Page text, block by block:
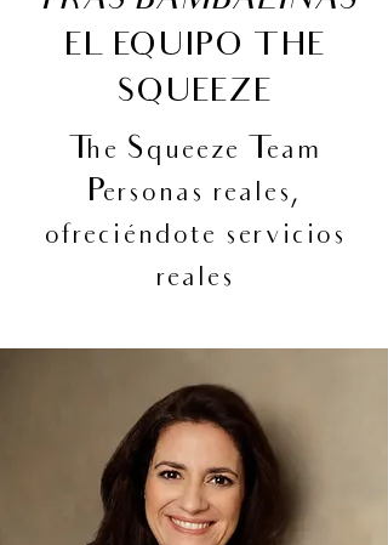
EL EQUIPO THE
SQUEEZE
The Squeeze Team
Personas reales,
ofreciéndote servicios
reales